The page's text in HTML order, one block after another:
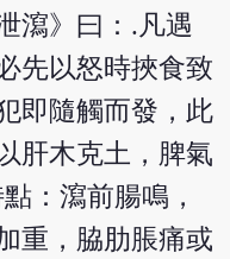
瀉》曰：.凡遇
先以怒時挾食致
即隨觸而發，此
肝木克土，脾氣
：瀉前腸鳴，
重，脇肋脹痛或